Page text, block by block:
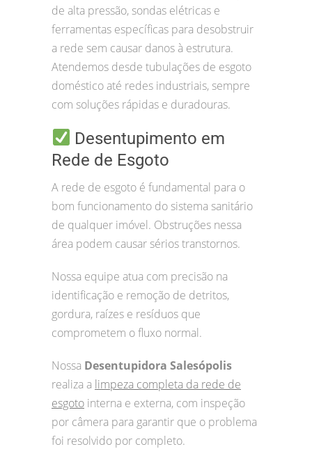
de alta pressão, sondas elétricas e
ferramentas específicas para desobstruir
a rede sem causar danos à estrutura.
Atendemos desde tubulações de esgoto
doméstico até redes industriais, sempre
com soluções rápidas e duradouras.
Desentupimento em
Rede de Esgoto
A rede de esgoto é fundamental para o
bom funcionamento do sistema sanitário
de qualquer imóvel. Obstruções nessa
área podem causar sérios transtornos.
Nossa equipe atua com precisão na
identificação e remoção de detritos,
gordura, raízes e resíduos que
comprometem o fluxo normal.
Nossa Desentupidora Salesópolis
realiza a limpeza completa da rede de
esgoto interna e externa, com inspeção
por câmera para garantir que o problema
foi resolvido por completo.